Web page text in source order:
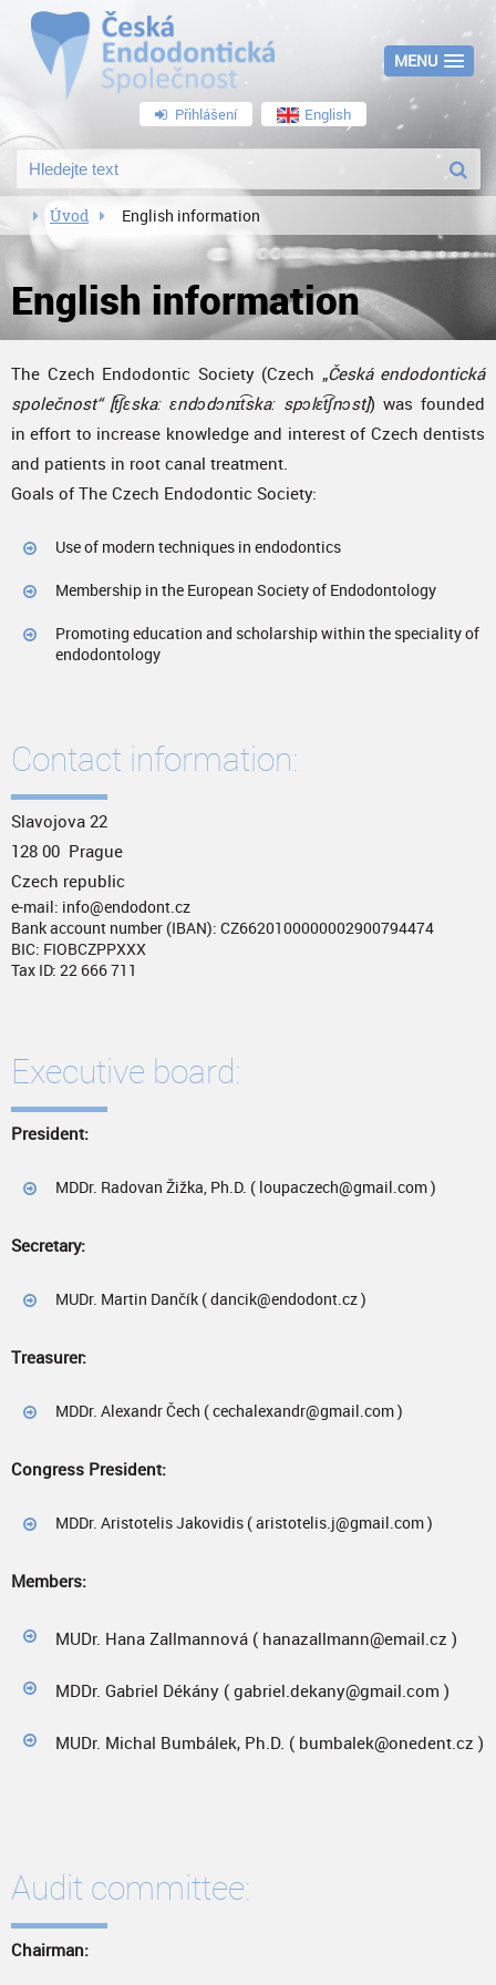
Přihlášení English
MENU
Úvod English information
English information
The Czech Endodontic Society (Czech „Česká endodontická
společnost“ [t͡ʃɛskaː ɛndɔdɔnɪt͡skaː spɔlɛt͡ʃnɔst]) was founded
in effort to increase knowledge and interest of Czech dentists
and patients in root canal treatment.
Goals of The Czech Endodontic Society:
Use of modern techniques in endodontics
Membership in the European Society of Endodontology
Promoting education and scholarship within the speciality of
endodontology
Contact information:
Slavojova 22
128 00 Prague
Czech republic
e-mail: info@endodont.cz
Bank account number (IBAN): CZ6620100000002900794474
BIC: FIOBCZPPXXX
Tax ID: 22 666 711
Executive board:
President:
MDDr. Radovan Žižka, Ph.D. ( loupaczech@gmail.com )
Secretary:
MUDr. Martin Dančík ( dancik@endodont.cz )
Treasurer:
MDDr. Alexandr Čech ( cechalexandr@gmail.com )
Congress President:
MDDr. Aristotelis Jakovidis ( aristotelis.j@gmail.com )
Members:
MUDr. Hana Zallmannová ( hanazallmann@email.cz )
MDDr. Gabriel Dékány ( gabriel.dekany@gmail.com )
MUDr. Michal Bumbálek, Ph.D. ( bumbalek@onedent.cz )
Audit committee:
Chairman: